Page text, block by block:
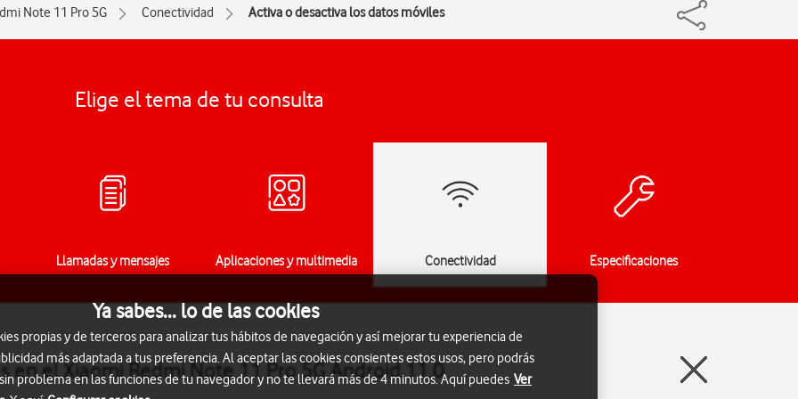
Note 11 Pro 5G Conectividad Activa o desactiva los datos móviles
Elige el tema de tu consulta
Llamadas y mensajes Aplicaciones y multimedia Conectividad Especificaciones
en el Xiaomi Redmi Note 11 Pro 5G Android 11.0
Ya sabes... lo de las cookies
propias y de terceros para analizar tus hábitos de navegación y así mejorar tu experiencia de
más adaptada a tus preferencia. Al aceptar las cookies consientes estos usos, pero podrás
problema en las funciones de tu navegador y no te llevará más de 4 minutos. Aquí puedes Ver